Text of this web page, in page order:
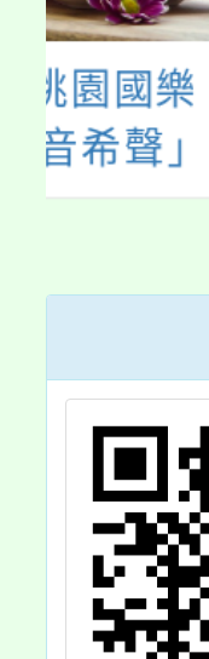
家庭教
理112
樂淘桃
片徵
電子
加，